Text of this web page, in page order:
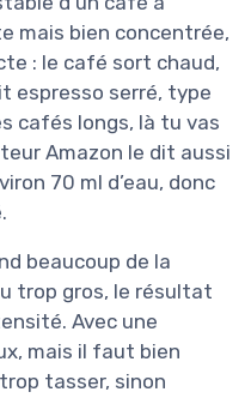
mais bien concentrée,
: le café sort chaud,
espresso serré, type
cafés longs, là tu vas
Amazon le dit aussi
70 ml d’eau, donc
beaucoup de la
trop gros, le résultat
Avec une
mais il faut bien
tasser, sinon